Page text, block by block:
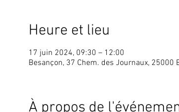
Heure et lieu
17 juin 2024, 09:30 – 12:00
Besançon, 37 Chem. des Journaux, 25000
À propos de